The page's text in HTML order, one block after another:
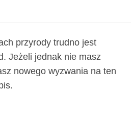
przyrody trudno jest
Jeżeli jednak nie masz
nowego wyzwania na ten